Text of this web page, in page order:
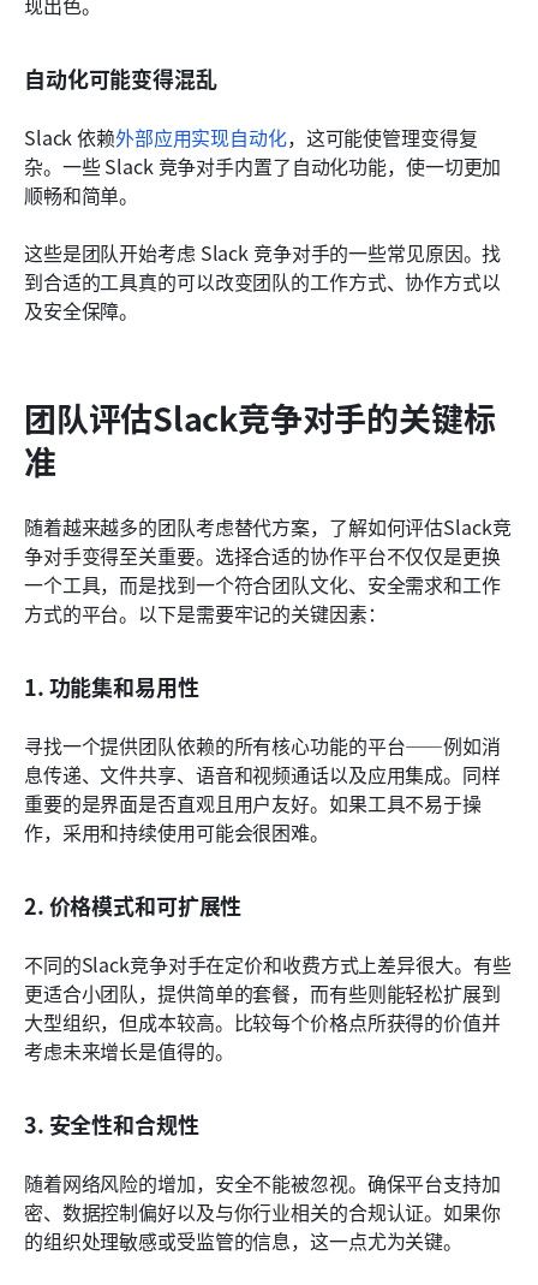
自动化可能变得混乱
Slack 依赖外部应用实现自动化，这可能使管理变得复
杂。一些 Slack 竞争对手内置了自动化功能，使一切更加
顺畅和简单。
这些是团队开始考虑 Slack 竞争对手的一些常见原因。找
到合适的工具真的可以改变团队的工作方式、协作方式以
及安全保障。
团队评估Slack竞争对手的关键标
准
随着越来越多的团队考虑替代方案，了解如何评估Slack竞
争对手变得至关重要。选择合适的协作平台不仅仅是更换
一个工具，而是找到一个符合团队文化、安全需求和工作
方式的平台。以下是需要牢记的关键因素：
1. 功能集和易用性
寻找一个提供团队依赖的所有核心功能的平台——例如消
息传递、文件共享、语音和视频通话以及应用集成。同样
重要的是界面是否直观且用户友好。如果工具不易于操
作，采用和持续使用可能会很困难。
2. 价格模式和可扩展性
不同的Slack竞争对手在定价和收费方式上差异很大。有些
更适合小团队，提供简单的套餐，而有些则能轻松扩展到
大型组织，但成本较高。比较每个价格点所获得的价值并
考虑未来增长是值得的。
3. 安全性和合规性
随着网络风险的增加，安全不能被忽视。确保平台支持加
密、数据控制偏好以及与你行业相关的合规认证。如果你
的组织处理敏感或受监管的信息，这一点尤为关键。